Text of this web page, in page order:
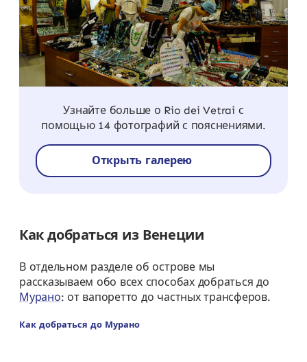
Узнайте больше о Rio dei Vetrai с
помощью 14 фотографий с пояснениями.
Открыть галерею
Как добраться из Венеции
В отдельном разделе об острове мы
рассказываем обо всех способах добраться до
Мурано: от вапоретто до частных трансферов.
Как добраться до Мурано